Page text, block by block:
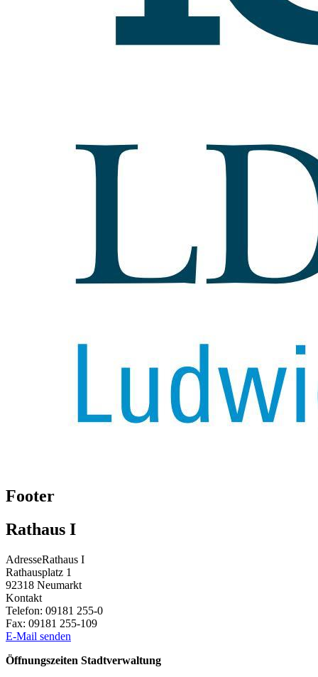
Footer
Rathaus I
AdresseRathaus I
Rathausplatz 1
92318 Neumarkt
Kontakt
Telefon: 09181 255-0
Fax: 09181 255-109
E-Mail senden
Öffnungszeiten Stadtverwaltung